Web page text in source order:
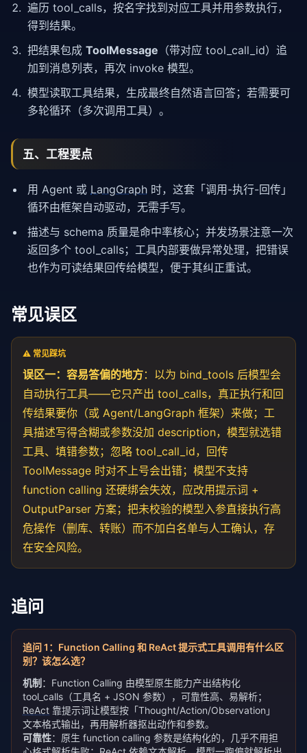
遍历 tool_calls，按名字找到对应工具并用参数执行，
得到结果。
把结果包成 ToolMessage （带对应 tool_call_id）追
加到消息列表，再次 invoke 模型。
模型读取工具结果，生成最终自然语言回答；若需要可
多轮循环（多次调用工具）。
五、工程要点
用 Agent 或 LangGraph 时，这套「调用-执行-回传」
循环由框架自动驱动，无需手写。
描述与 schema 质量是命中率核心；并发场景注意一次
返回多个 tool_calls；工具内部要做异常处理，把错误
也作为可读结果回传给模型，便于其纠正重试。
常见误区
⚠️ 常见踩坑
误区一：容易答偏的地方：以为 bind_tools 后模型会
自动执行工具——它只产出 tool_calls，真正执行和回
传结果要你（或 Agent/LangGraph 框架）来做；工
具描述写得含糊或参数没加 description，模型就选错
工具、填错参数；忽略 tool_call_id，回传
ToolMessage 时对不上号会出错；模型不支持
function calling 还硬绑会失效，应改用提示词 +
OutputParser 方案；把未校验的模型入参直接执行高
危操作（删库、转账）而不加白名单与人工确认，存
在安全风险。
追问
追问1 ： Function Calling 和 ReAct 提示式工具调用有什么区
别？该怎么选？
机制 ：Function Calling 由模型原生能力产出结构化
tool_calls（工具名 + JSON 参数），可靠性高、易解析；
ReAct 靠提示词让模型按「Thought/Action/Observation」
文本格式输出，再用解析器抠出动作和参数。
可靠性：原生 function calling 参数是结构化的，几乎不用担